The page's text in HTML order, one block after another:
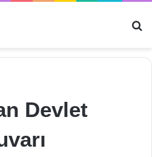
Devlet